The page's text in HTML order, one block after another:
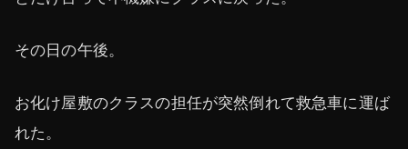
その日の午後。
お化け屋敷のクラスの担任が突然倒れて救急車に運ば
れた。